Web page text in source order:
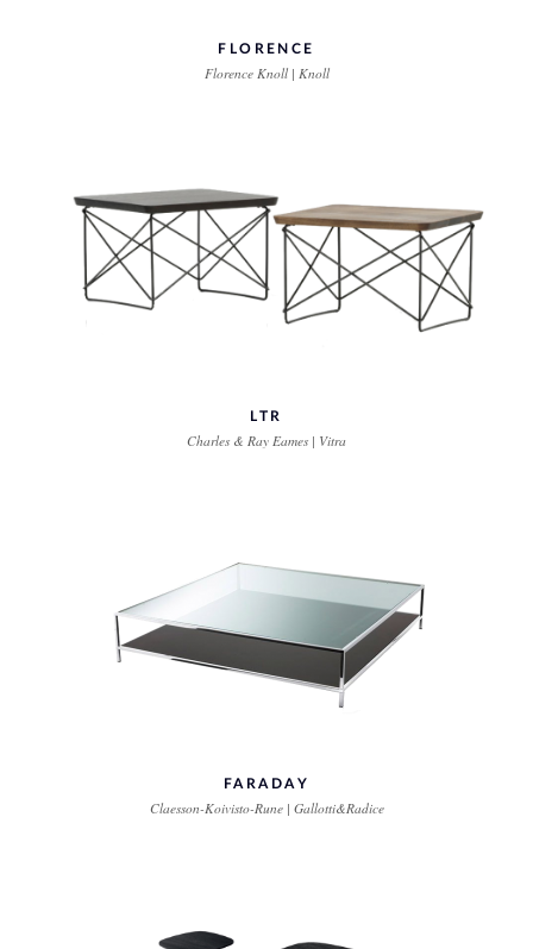
FLORENCE
Florence Knoll | Knoll
LTR
Charles & Ray Eames | Vitra
FARADAY
Claesson-Koivisto-Rune | Gallotti&Radice